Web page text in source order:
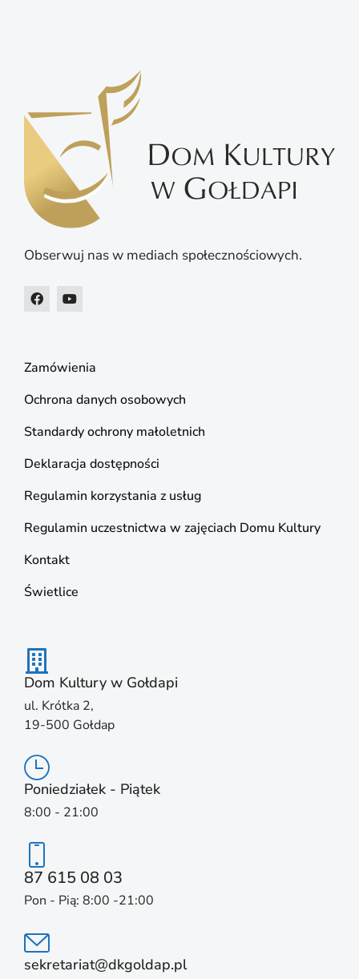
Obserwuj nas w mediach społecznościowych.
Zamówienia
Ochrona danych osobowych
Standardy ochrony małoletnich
Deklaracja dostępności
Regulamin korzystania z usług
Regulamin uczestnictwa w zajęciach Domu Kultury
Kontakt
Świetlice
Dom Kultury w Gołdapi
ul. Krótka 2,
19-500 Gołdap
Poniedziałek - Piątek
8:00 - 21:00
87 615 08 03
Pon - Pią: 8:00 -21:00
sekretariat@dkgoldap.pl